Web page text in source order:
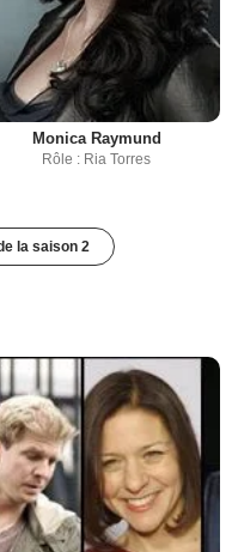
Monica Raymund
Rôle : Ria Torres
la saison 2